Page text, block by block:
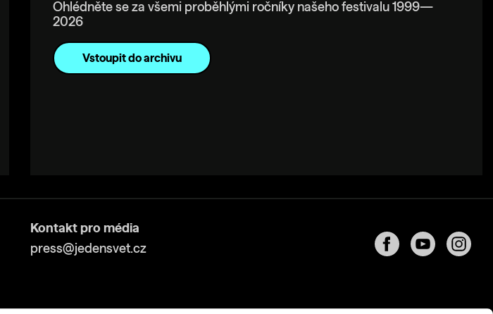
Ohlédněte se za všemi proběhlými ročníky našeho festivalu 1999—
2026
Vstoupit do archivu
Kontakt pro média
press@jedensvet.cz